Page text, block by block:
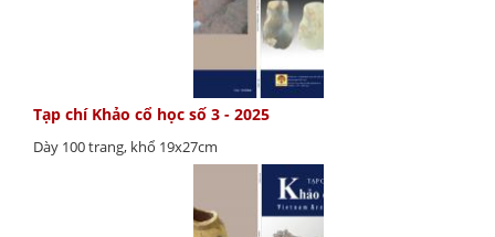
Tạp chí Khảo cổ học số 3 - 2025
Dày 100 trang, khổ 19x27cm